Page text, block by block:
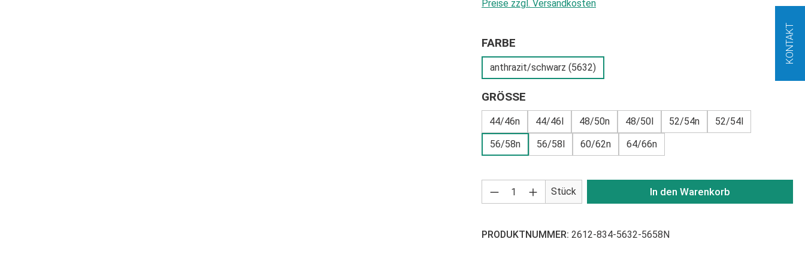
KONTAKT
Preise zzgl. Versandkosten
FARBE
anthrazit/schwarz (5632)
GRÖSSE
44/46n 44/46l 48/50n 48/50l 52/54n
52/54l
56/58n
56/58l 60/62n 64/66n
Produkt Anzahl: Gib den gewünschten Wert ein
Stück In den Warenkorb
PRODUKTNUMMER: 2612-834-5632-5658N